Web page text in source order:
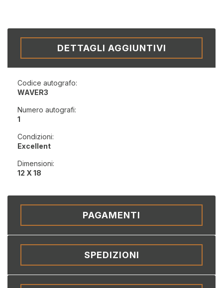
DETTAGLI AGGIUNTIVI
Codice autografo:
WAVER3
Numero autografi:
1
Condizioni:
Excellent
Dimensioni:
12 X 18
PAGAMENTI
SPEDIZIONI